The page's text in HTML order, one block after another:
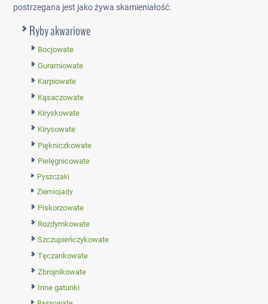
postrzegana jest jako żywa skamieniałość.
Ryby akwariowe
Bocjowate
Guramiowate
Karpiowate
Kąsaczowate
Kiryskowate
Kirysowate
Piękniczkowate
Pielęgnicowate
Pyszczaki
Ziemiojady
Piskorzowate
Rozdymkowate
Szczupieńczykowate
Tęczankowate
Zbrojnikowate
Inne gatunki